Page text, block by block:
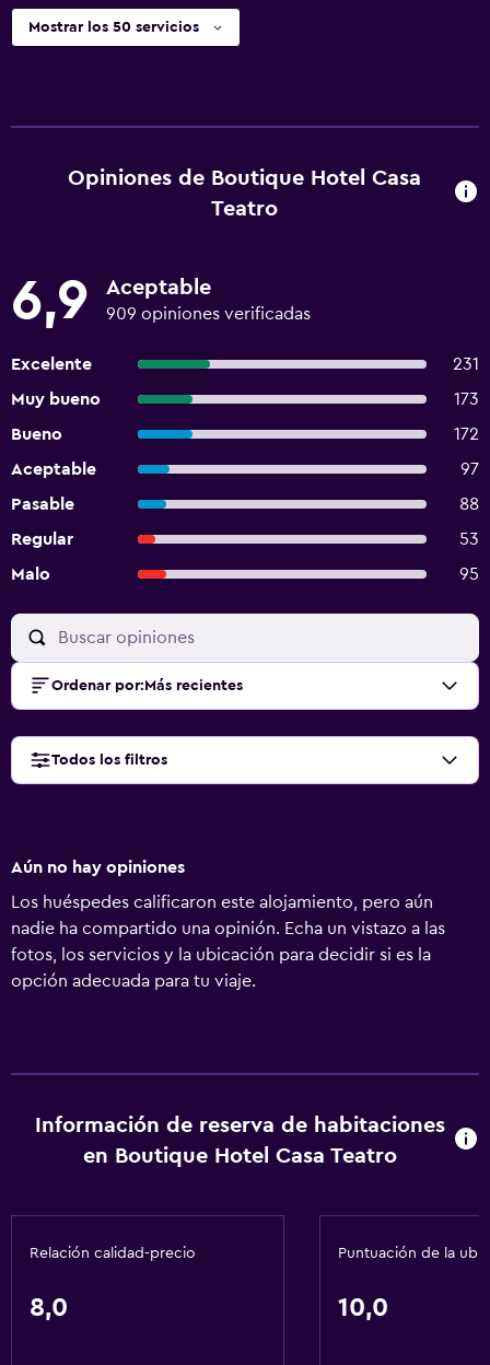
Mostrar los 50 servicios
Opiniones de Boutique Hotel Casa
Teatro
6,9 Aceptable
909 opiniones verificadas
Excelente
231
Muy bueno
173
Bueno
172
Aceptable
97
Pasable
88
Regular
53
Malo
95
Ordenar por: Más recientes
Todos los filtros
Aún no hay opiniones
Los huéspedes calificaron este alojamiento, pero aún
nadie ha compartido una opinión. Echa un vistazo a las
fotos, los servicios y la ubicación para decidir si es la
opción adecuada para tu viaje.
Información de reserva de habitaciones
en Boutique Hotel Casa Teatro
Relación calidad-precio
8,0
Puntuación de la
10,0